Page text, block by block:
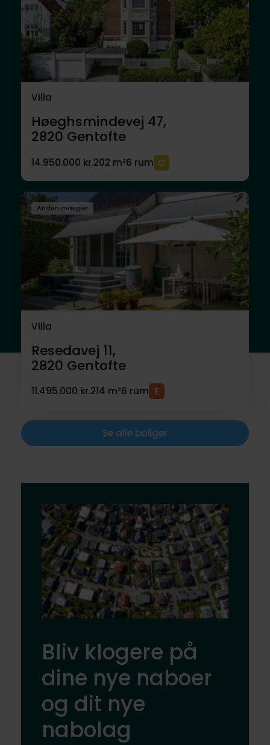
Villa
Høeghsmindevej 47,
2820 Gentofte
14.950.000 kr.202 m²6 rum
Anden mægler
Villa
Resedavej 11,
2820 Gentofte
11.495.000 kr.214 m²6 rum
Se alle boliger
Bliv klogere på
dine nye naboer
og dit nye
nabolag